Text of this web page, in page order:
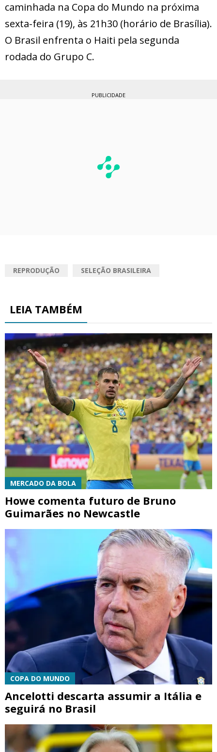
caminhada na Copa do Mundo na próxima
sexta-feira (19), às 21h30 (horário de Brasília).
O Brasil enfrenta o Haiti pela segunda
rodada do Grupo C.
PUBLICIDADE
REPRODUÇÃO SELEÇÃO BRASILEIRA
LEIA TAMBÉM
MERCADO DA BOLA
Howe comenta futuro de Bruno
Guimarães no Newcastle
COPA DO MUNDO
Ancelotti descarta assumir a Itália e
seguirá no Brasil